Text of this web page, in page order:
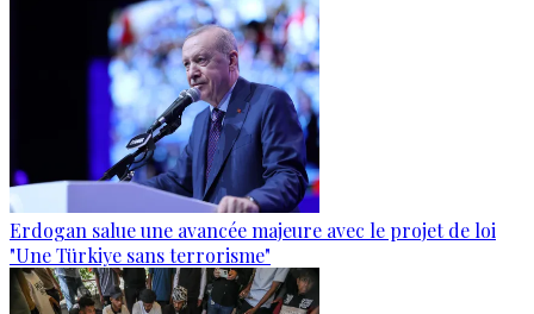
Erdogan salue une avancée majeure avec le projet de loi
"Une Türkiye sans terrorisme"